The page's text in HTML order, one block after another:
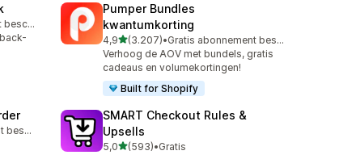
Gratis abonnement beschikbaar
Pumper Bundles
kwantumkorting
4,9van 5 sterren
(3.207)
3207 recensies in totaal
•
Gratis abonnement beschikbaar
Verhoog de AOV met bundels, gratis
cadeaus en volumekortingen!
Built for Shopify
Gratis abonnement beschikbaar
SMART Checkout Rules &
Upsells
5,0van 5 sterren
(593)
593 recensies in totaal
•Gratis